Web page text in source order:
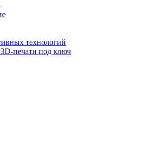
технологий
печати под ключ